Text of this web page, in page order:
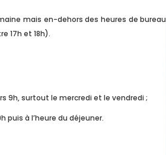
mais en-dehors des heures de bureau
17h et 18h).
9h, surtout le mercredi et le vendredi ;
puis à l’heure du déjeuner.